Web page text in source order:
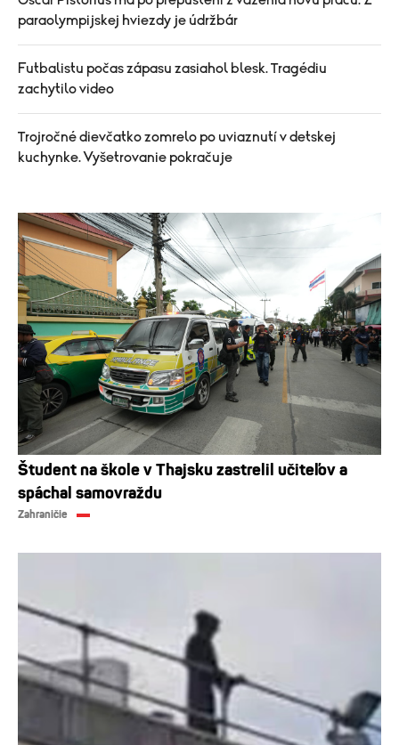
paraolympijskej hviezdy je údržbár
Futbalistu počas zápasu zasiahol blesk. Tragédiu
zachytilo video
Trojročné dievčatko zomrelo po uviaznutí v detskej
kuchynke. Vyšetrovanie pokračuje
Študent na škole v Thajsku zastrelil učiteľov a
spáchal samovraždu
Zahraničie